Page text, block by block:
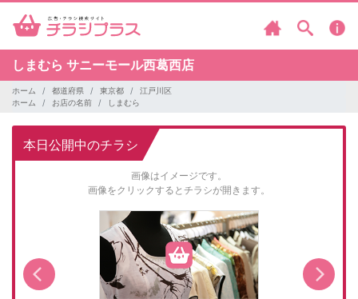
しまむら サニーモール西葛西店
ホーム 都道府県 東京都
江戸川区
ホーム
お店の名前 しまむら
本日公開中のチラシ
画像はイメージです。
画像をクリックするとチラシが開きます。